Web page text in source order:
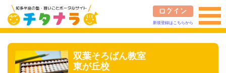
新規登録はこちらから
双葉そろばん教室
東が丘校